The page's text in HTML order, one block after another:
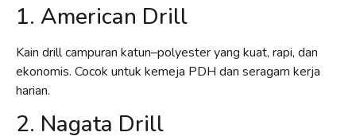
1. American Drill
Kain drill campuran katun–polyester yang kuat, rapi, dan
ekonomis. Cocok untuk kemeja PDH dan seragam kerja
harian.
2. Nagata Drill